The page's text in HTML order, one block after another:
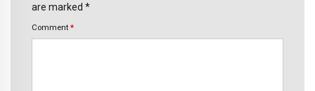
are marked *
Comment *